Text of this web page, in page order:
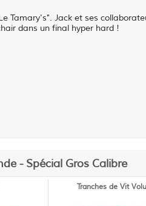
Tamary's". Jack et ses
dans un final hyper hard !
- Spécial Gros Calibre
Tranches de Vit